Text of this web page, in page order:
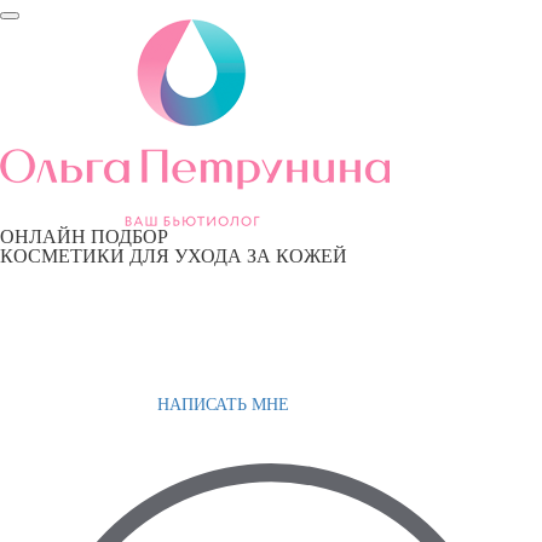
ОНЛАЙН ПОДБОР
КОСМЕТИКИ ДЛЯ УХОДА ЗА КОЖЕЙ
НАПИСАТЬ МНЕ